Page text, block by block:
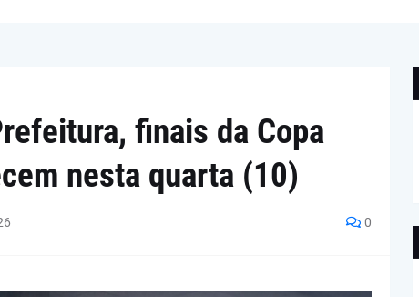
finais da Copa
nesta quarta (10)
0